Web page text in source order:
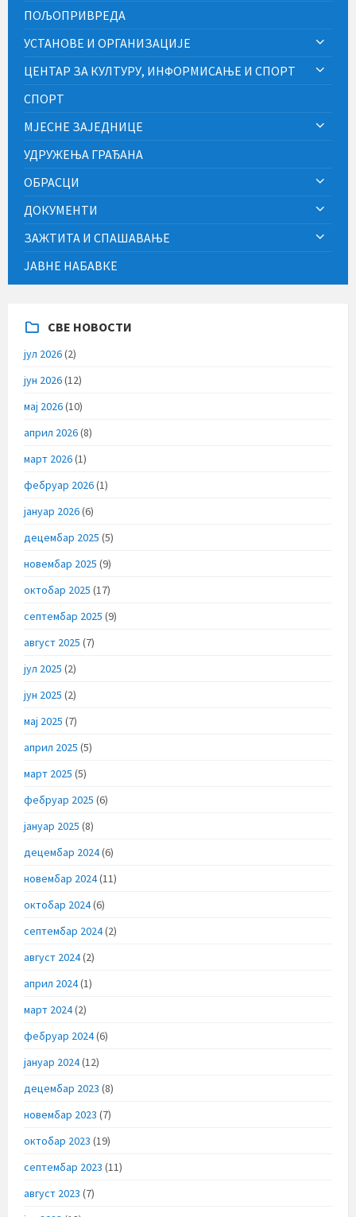
ПОЉОПРИВРЕДА
УСТАНОВЕ И ОРГАНИЗАЦИЈЕ
ЦЕНТАР ЗА КУЛТУРУ, ИНФОРМИСАЊЕ И СПОРТ
СПОРТ
МЈЕСНЕ ЗАЈЕДНИЦЕ
УДРУЖЕЊА ГРАЂАНА
ОБРАСЦИ
ДОКУМЕНТИ
ЗАЖТИТА И СПАШАВАЊЕ
ЈАВНЕ НАБАВКЕ
СВЕ НОВОСТИ
јул 2026(2)
јун 2026(12)
мај 2026(10)
април 2026(8)
март 2026(1)
фебруар 2026(1)
јануар 2026(6)
децембар 2025 (5)
новембар 2025 (9)
октобар 2025 (17)
септембар 2025 (9)
август 2025 (7)
јул 2025 (2)
јун 2025 (2)
мај 2025 (7)
април 2025 (5)
март 2025 (5)
фебруар 2025 (6)
јануар 2025 (8)
децембар 2024(6)
новембар 2024(11)
октобар 2024(6)
септембар 2024(2)
август 2024(2)
април 2024(1)
март 2024(2)
фебруар 2024(6)
јануар 2024(12)
децембар 2023 (8)
новембар 2023 (7)
октобар 2023 (19)
септембар 2023 (11)
август 2023 (7)